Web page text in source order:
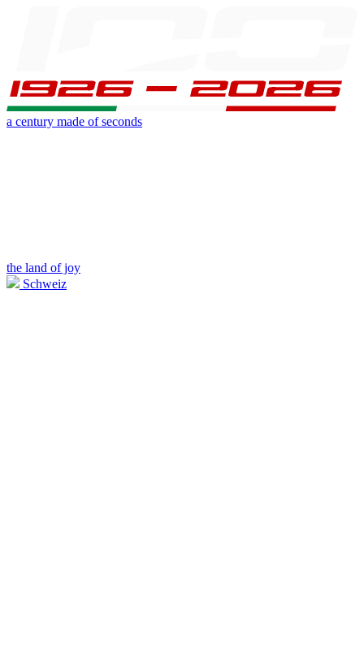
a century made of seconds
the land of joy
Schweiz